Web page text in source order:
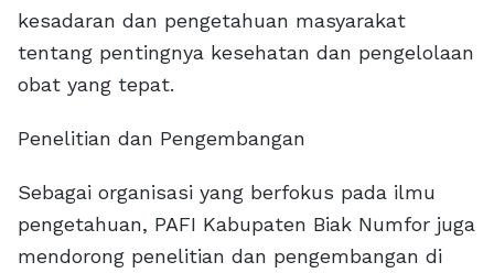
kesadaran dan pengetahuan masyarakat
tentang pentingnya kesehatan dan pengelolaan
obat yang tepat.
Penelitian dan Pengembangan
Sebagai organisasi yang berfokus pada ilmu
pengetahuan, PAFI Kabupaten Biak Numfor juga
mendorong penelitian dan pengembangan di